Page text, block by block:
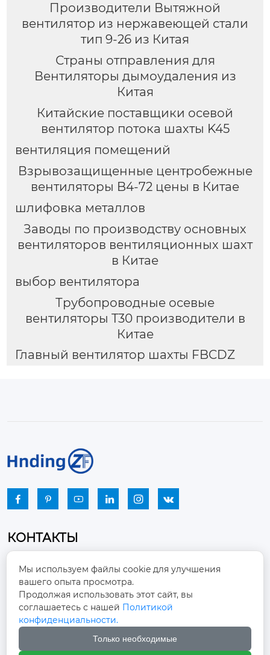
Производители Вытяжной
вентилятор из нержавеющей стали
тип 9-26 из Китая
Страны отправления для
Вентиляторы дымоудаления из
Китая
Китайские поставщики осевой
вентилятор потока шахты K45
вентиляция помещений
Взрывозащищенные центробежные
вентиляторы B4-72 цены в Китае
шлифовка металлов
Заводы по производству основных
вентиляторов вентиляционных шахт
в Китае
выбор вентилятора
Трубопроводные осевые
вентиляторы T30 производители в
Китае
Главный вентилятор шахты FBCDZ
     
КОНТАКТЫ

Промышленный парк, город Наньцзяо,
район Чжоуцунь, город Цзыбо, провинция
Шаньдун
winston-xu@hengdingfan.com
+86-13806434669
Мы используем файлы cookie для улучшения
вашего опыта просмотра.
Продолжая использовать этот сайт, вы
соглашаетесь с нашей Политикой
конфиденциальности.
Только необходимые